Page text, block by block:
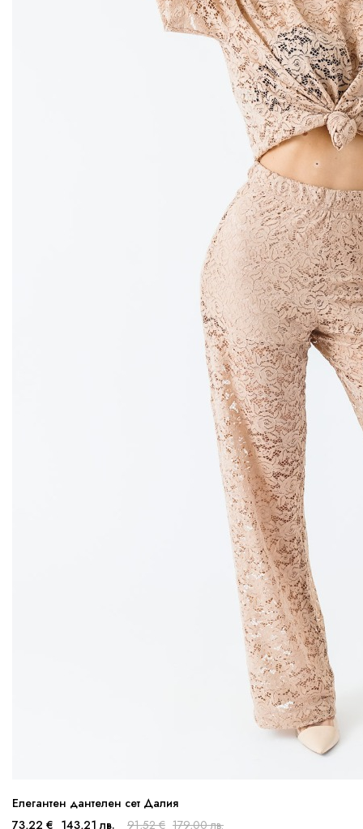
Елегантен дантелен сет Далия
73,22 € 143,21 лв. 91,52 € 179,00 лв.